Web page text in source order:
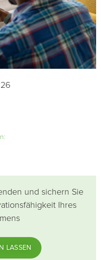
und sichern Sie
Ihres
LASSEN